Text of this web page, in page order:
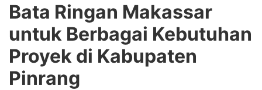
Bata Ringan Makassar
untuk Berbagai Kebutuhan
Proyek di Kabupaten
Pinrang